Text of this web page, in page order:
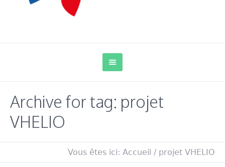
Archive for tag: projet
VHELIO
Vous êtes ici: Accueil / projet VHELIO